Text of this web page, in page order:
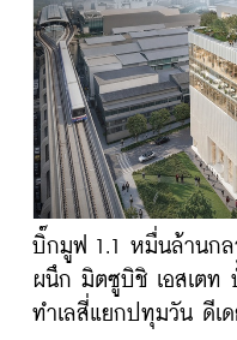
บิ๊กมูฟ 1.1 หมื่นล้านกล
ผนึก มิตซูบิชิ เอสเตท
ทำเลสี่แยกปทุมวัน ดีเด